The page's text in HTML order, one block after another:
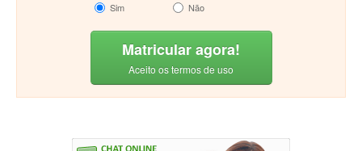
Sim
Não
Matricular agora!
Aceito os termos de uso